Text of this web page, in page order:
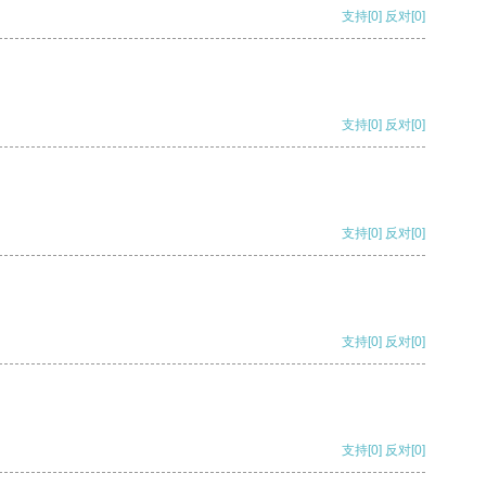
支持[0] 反对[0]
支持[0] 反对[0]
支持[0] 反对[0]
支持[0] 反对[0]
支持[0] 反对[0]